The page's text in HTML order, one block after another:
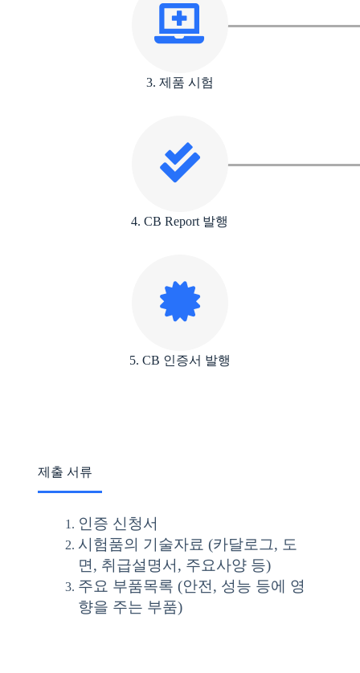
3. 제품 시험
4. CB Report 발행
5. CB 인증서 발행
제출 서류
인증 신청서
시험품의 기술자료 (카달로그, 도
면, 취급설명서, 주요사양 등)
주요 부품목록 (안전, 성능 등에 영
향을 주는 부품)